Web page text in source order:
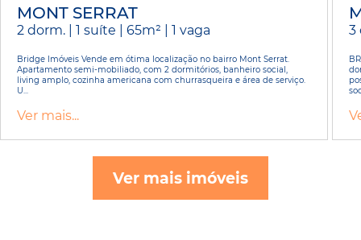
MONT SERRAT
2 dorm. | 1 suíte | 65m² | 1 vaga
Bridge Imóveis Vende em ótima localização no bairro Mont Serrat.
Apartamento semi-mobiliado, com 2 dormitórios, banheiro social,
living amplo, cozinha americana com churrasqueira e área de serviço.
U...
Ver mais...
3
Ver mais imóveis